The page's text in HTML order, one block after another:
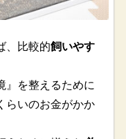
、比較的飼いやす
』を整えるために
らいのお金がかか